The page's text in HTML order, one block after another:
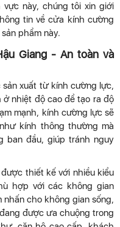
này, chúng tôi xin giới
tin về cửa kính cường
phẩm này.
Giang - An toàn và
xuất từ kính cường lực,
nhiệt độ cao để tạo ra độ
mạnh, kính cường lực sẽ
kính thông thường mà
ban đầu, giúp tránh nguy
được thiết kế với nhiều kiểu
hợp với các không gian
nhấn cho không gian sống,
được ưa chuộng trong